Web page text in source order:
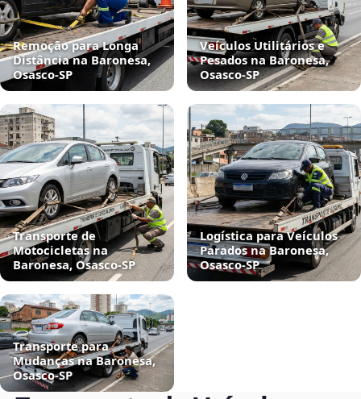
Remoção para Longa
Distância na Baronesa,
Osasco‑SP
Veículos Utilitários e
Pesados na Baronesa,
Osasco‑SP
Transporte de
Motocicletas na
Baronesa, Osasco‑SP
Logística para Veículos
Parados na Baronesa,
Osasco‑SP
Transporte para
Mudanças na Baronesa,
Osasco‑SP